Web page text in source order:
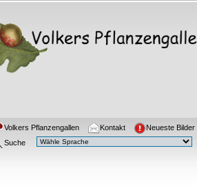
Volkers Pflanzengallen Kontakt
Neueste Bilder
Suche